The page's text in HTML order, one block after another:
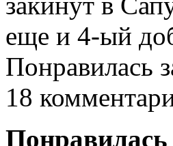
еще и 4-ый
Понравилась
18
Понравилась